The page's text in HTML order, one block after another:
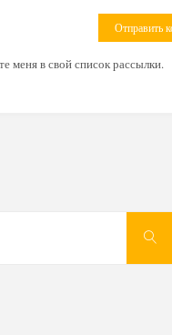
меня в свой список рассылки.
Search